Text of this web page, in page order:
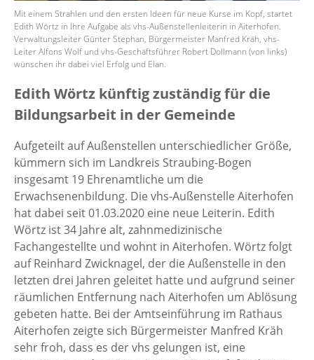
Mit einem Strahlen und den ersten Ideen für neue Kurse im Kopf, startet
Edith Wörtz in Ihre Aufgabe als vhs-Außenstellenleiterin in Aiterhofen.
Verwaltungsleiter Günter Stephan, Bürgermeister Manfred Kräh, vhs-
Leiter Alfons Wolf und vhs-Geschäftsführer Robert Dollmann (von links)
wünschen ihr dabei viel Erfolg und Elan.
Edith Wörtz künftig zuständig für die
Bildungsarbeit in der Gemeinde
Aufgeteilt auf Außenstellen unterschiedlicher Größe,
kümmern sich im Landkreis Straubing-Bogen
insgesamt 19 Ehrenamtliche um die
Erwachsenenbildung. Die vhs-Außenstelle Aiterhofen
hat dabei seit 01.03.2020 eine neue Leiterin. Edith
Wörtz ist 34 Jahre alt, zahnmedizinische
Fachangestellte und wohnt in Aiterhofen. Wörtz folgt
auf Reinhard Zwicknagel, der die Außenstelle in den
letzten drei Jahren geleitet hatte und aufgrund seiner
räumlichen Entfernung nach Aiterhofen um Ablösung
gebeten hatte. Bei der Amtseinführung im Rathaus
Aiterhofen zeigte sich Bürgermeister Manfred Kräh
sehr froh, dass es der vhs gelungen ist, eine